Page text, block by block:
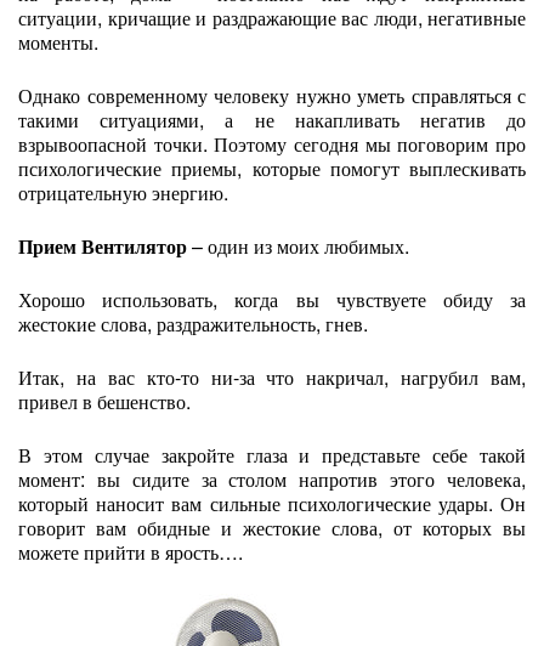
ситуации, кричащие и раздражающие вас люди, негативные
моменты.
Однако современному человеку нужно уметь справляться с
такими ситуациями, а не накапливать негатив до
взрывоопасной точки. Поэтому сегодня мы поговорим про
психологические приемы, которые помогут выплескивать
отрицательную энергию.
Прием Вентилятор– один из моих любимых.
Хорошо использовать, когда вы чувствуете обиду за
жестокие слова, раздражительность, гнев.
Итак, на вас кто-то ни-за что накричал, нагрубил вам,
привел в бешенство.
В этом случае закройте глаза и представьте себе такой
момент: вы сидите за столом напротив этого человека,
который наносит вам сильные психологические удары. Он
говорит вам обидные и жестокие слова, от которых вы
можете прийти в ярость….